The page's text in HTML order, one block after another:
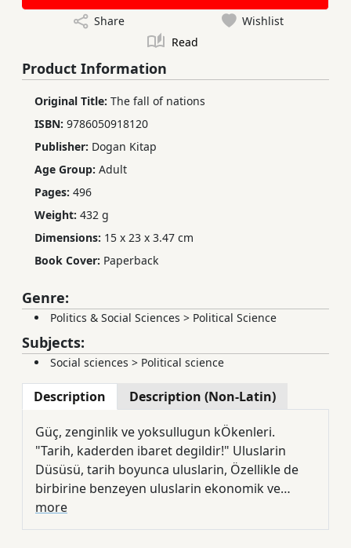
Share
Wishlist
Read
Product Information
Original Title: The fall of nations
ISBN: 9786050918120
Publisher: Dogan Kitap
Age Group: Adult
Pages: 496
Weight: 432 g
Dimensions: 15 x 23 x 3.47 cm
Book Cover: Paperback
Genre:
Politics & Social Sciences > Political Science
Subjects:
Social sciences > Political science
Description Description (Non-Latin)
Güç, zenginlik ve yoksullugun kÖkenleri.
"Tarih, kaderden ibaret degildir!" Uluslarin
Düsüsü, tarih boyunca uluslarin, Özellikle de
birbirine benzeyen uluslarin ekonomik ve
politik gelismeleri arasinda neden büyük
farkliliklar olduguna dair bir tartisma
more